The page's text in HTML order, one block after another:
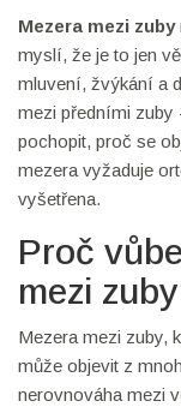
Mezera mezi zuby
myslí, že je to jen
mluvení, žvýkání a
mezi předními zuby
pochopit, proč se
mezera vyžaduje
vyšetřena.
Proč
mezi
Mezera mezi zuby,
může objevit z
nerovnováha mezi